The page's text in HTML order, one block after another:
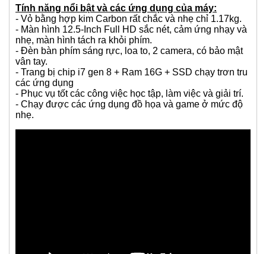
Tính năng nổi bật và các ứng dụng của máy:
- Vỏ bằng hợp kim Carbon rất chắc và nhẹ chỉ 1.17kg.
- Màn hình 12.5-Inch Full HD sắc nét, cảm ứng nhạy và
nhẹ, màn hình tách ra khỏi phím.
- Đèn bàn phím sáng rực, loa to, 2 camera, có bảo mật
vân tay.
- Trang bị chip i7 gen 8 + Ram 16G + SSD chạy trơn tru
các ứng dụng
- Phục vụ tốt các công việc học tập, làm việc và giải trí.
- Chạy được các ứng dụng đồ họa và game ở mức độ
nhẹ.